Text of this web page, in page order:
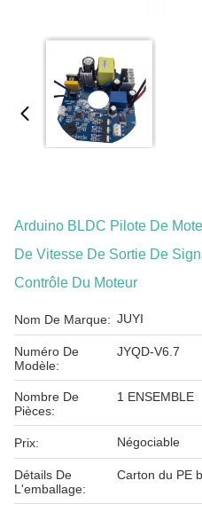
Arduino BLDC Pilote De
De Vitesse De Sortie De
Contrôle Du Moteur
Nom De Marque: JUYI
Numéro De
Modèle:
JYQD-V6.7
Nombre De
Pièces:
1 ENSEMBLE
Prix: Négociable
Détails De
L'emballage:
Carton du PE